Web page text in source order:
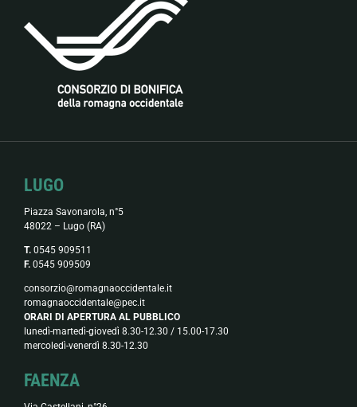
LUGO
Piazza Savonarola, n°5
48022 – Lugo (RA)
T.0545 909511
F.0545 909509
consorzio@romagnaoccidentale.it
romagnaoccidentale@pec.it
ORARI DI APERTURA AL PUBBLICO
lunedì-martedì-giovedì 8.30-12.30 / 15.00-17.30
mercoledì-venerdì 8.30-12.30
FAENZA